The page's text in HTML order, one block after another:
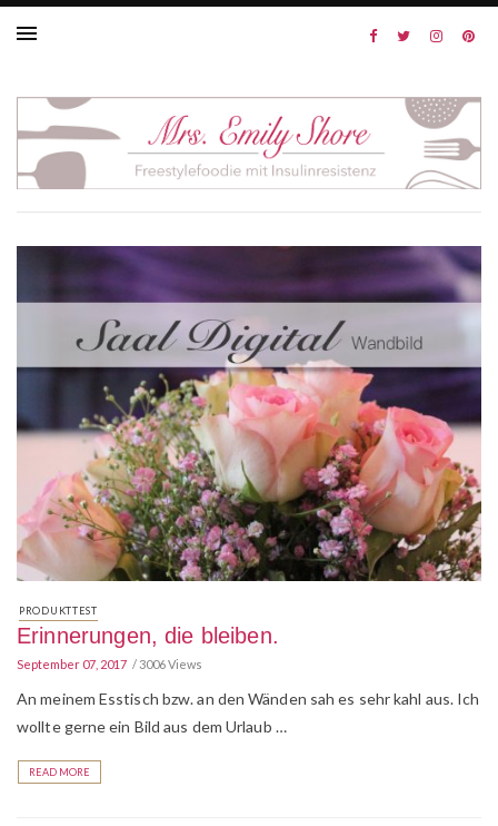
PRODUKTTEST
Erinnerungen, die bleiben.
September 07, 2017 3006 Views
An meinem Esstisch bzw. an den Wänden sah es sehr kahl aus. Ich
wollte gerne ein Bild aus dem Urlaub …
READ MORE